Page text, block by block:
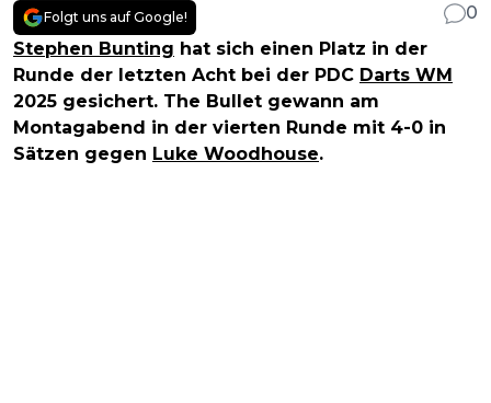
Folgt uns auf Google!
0
Stephen Bunting hat sich einen Platz in der
Runde der letzten Acht bei der PDC Darts WM
2025 gesichert. The Bullet gewann am
Montagabend in der vierten Runde mit 4-0 in
Sätzen gegen Luke Woodhouse.